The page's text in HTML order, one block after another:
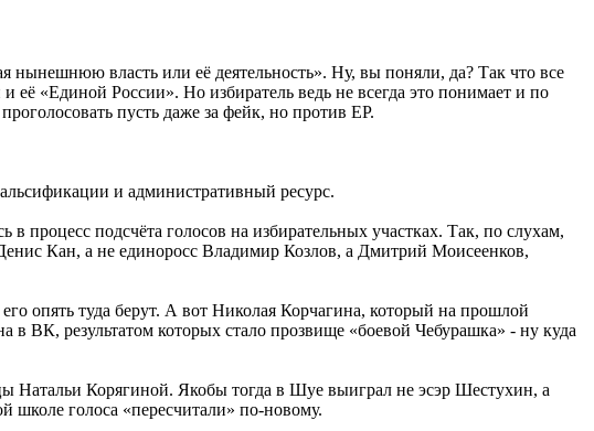
власть или её деятельность». Ну, вы поняли, да? Так что все
«Единой России». Но избиратель ведь не всегда это понимает и по
пусть даже за фейк, но против ЕР.
и административный ресурс.
подсчёта голосов на избирательных участках. Так, по слухам,
Кан, а не единоросс Владимир Козлов, а Дмитрий Моисеенков,
опять туда берут. А вот Николая Корчагина, который на прошлой
в ВК, результатом которых стало прозвище «боевой Чебурашка» - ну куда
Корягиной. Якобы тогда в Шуе выиграл не эсэр Шестухин, а
голоса «пересчитали» по-новому.